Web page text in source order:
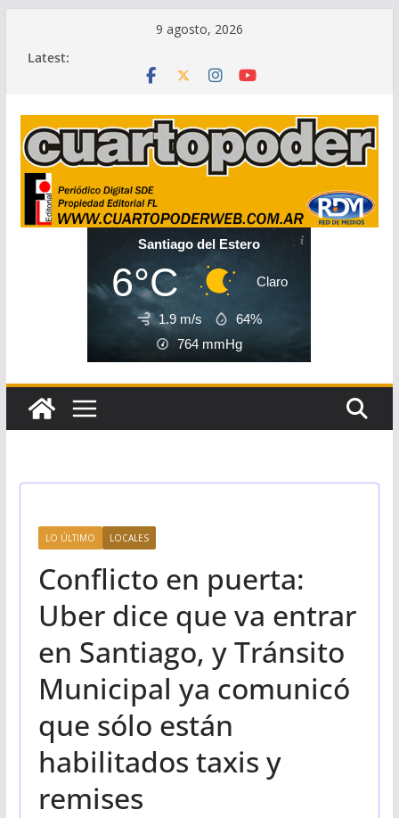
9 agosto, 2026
Latest:
Santiago del Estero
6°C Claro
1.9 m/s
64%
764 mmHg
LO ÚLTIMO LOCALES
Conflicto en puerta:
Uber dice que va entrar
en Santiago, y Tránsito
Municipal ya comunicó
que sólo están
habilitados taxis y
remises